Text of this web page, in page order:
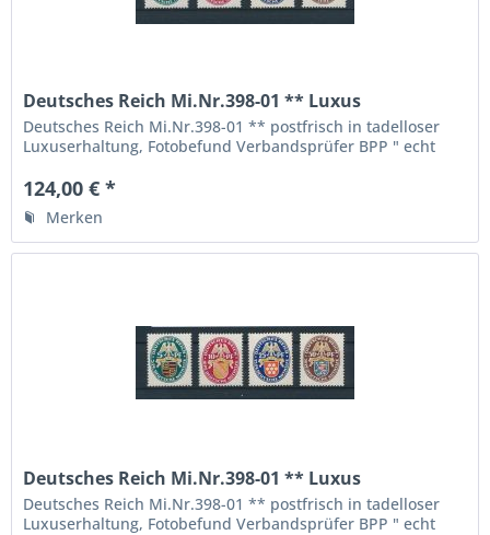
Deutsches Reich Mi.Nr.398-01 ** Luxus
Fotobefund BPP
Deutsches Reich Mi.Nr.398-01 ** postfrisch in tadelloser
Luxuserhaltung, Fotobefund Verbandsprüfer BPP " echt
124,00 € *
Merken
Deutsches Reich Mi.Nr.398-01 ** Luxus
Fotobefund BPP
Deutsches Reich Mi.Nr.398-01 ** postfrisch in tadelloser
Luxuserhaltung, Fotobefund Verbandsprüfer BPP " echt